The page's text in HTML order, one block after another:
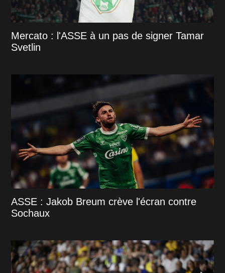
Mercato : l'ASSE à un pas de signer Tamar
Svetlin
ASSE : Jakob Breum crève l'écran contre
Sochaux